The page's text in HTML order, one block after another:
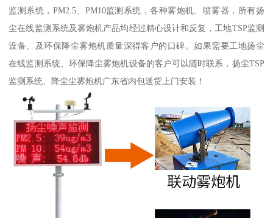
监测系统，PM2.5、PM10监测系统，各种雾炮机、喷雾器，所有扬
尘在线监测系统及雾炮机产品均经过精心设计和反复，工地TSP监测
设备、及环保降尘雾炮机质量深得客户的口碑。如果需要工地扬尘
在线监测系统、环保降尘雾炮机设备的客户可以随时联系，扬尘TSP
监测系统、降尘尘雾炮机广东省内包送货上门安装！